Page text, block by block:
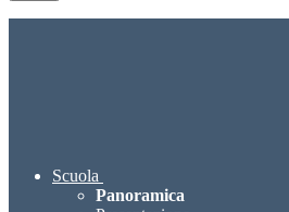
Scuola
Panoramica